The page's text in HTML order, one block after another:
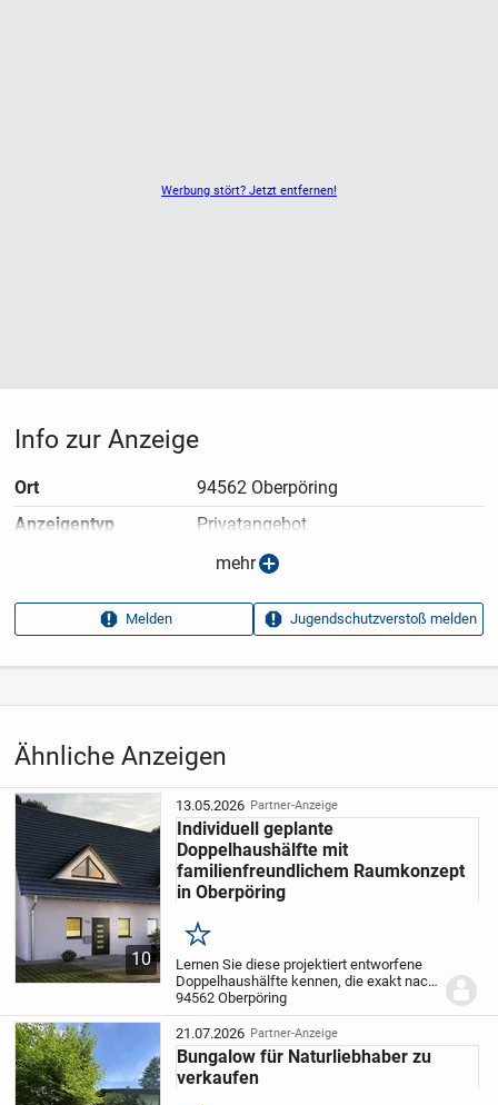
Werbung stört? Jetzt entfernen!
Ähnliche Anzeigen
10
13.05.2026 Partner-Anzeige
Individuell geplante
Doppelhaushälfte mit
familienfreundlichem Raumkonzept
in Oberpöring
Merken
Lernen Sie diese projektiert entworfene
Doppelhaushälfte kennen, die exakt nach
Ihren persönlichen Vorstellungen
realisiert wird. Mit einer Wohnfläche von
124,95 m² auf zwei Ebenen bietet
dieses...
94562 Oberpöring
21.07.2026 Partner-Anzeige
Bungalow für Naturliebhaber zu
verkaufen
Info zur Anzeige
Ort
94562 Oberpöring
Anzeigen­typ
Privatangebot
13.05.2026
Aufrufe dieser
21
mehr
Melden Jugendschutzverstoß melden